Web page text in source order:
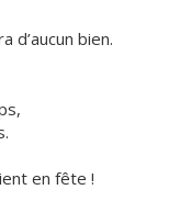
d’aucun bien.
en fête !